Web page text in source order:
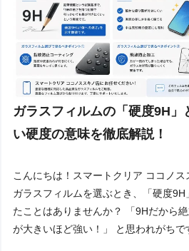
ガラスフィルムの「硬度9H」
い硬度の意味を徹底解説！
こんにちは！スマートクリア ココノ
ガラスフィルムを選ぶとき、「硬度
たことはありませんか？ 「9Hだから
が大きいほど強い！」 と思われがち